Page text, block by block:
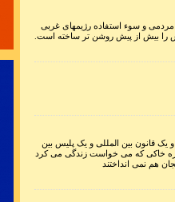
در برخورد
و سوء استفاده رژیمهای غربی
را بیش از پیش روشن تر ساخته است.
یک قانون بین المللی و یک پلیس بین
کره خاکی که می خواست زندگی می کرد
هم نمی انداختند